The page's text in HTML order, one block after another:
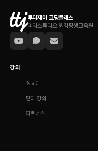
투더제이 코딩클래스
피라스튜디오 원격평생교육원
강의
정규반
단과 강의
파트너스